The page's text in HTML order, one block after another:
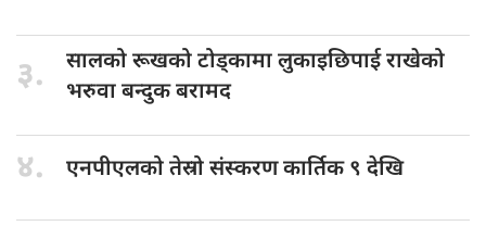
३. सालको रूखकोटोड्कामा लुकाइछिपाई राखेको
भरुवा बन्दुक बरामद
४. एनपीएलको तेस्रोसंस्करण कार्तिक ९ देखि